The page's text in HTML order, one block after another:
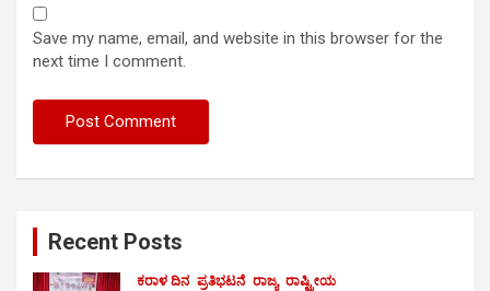
Save my name, email, and website in this browser for the
next time I comment.
Recent Posts
ಕರಾಳ ದಿನ ಪ್ರತಿಭಟನೆ ರಾಜ್ಯ ರಾಷ್ಟ್ರೀಯ